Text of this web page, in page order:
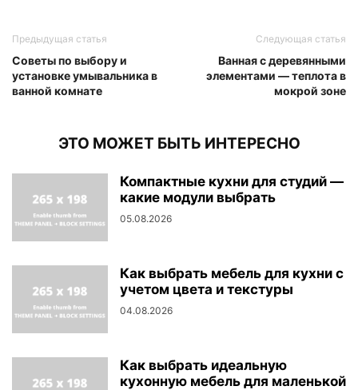
Предыдущая статья
Советы по выбору и
установке умывальника в
ванной комнате
Следующая статья
Ванная с деревянными
элементами — теплота в
мокрой зоне
ЭТО МОЖЕТ БЫТЬ ИНТЕРЕСНО
Компактные кухни для студий —
какие модули выбрать
05.08.2026
Как выбрать мебель для кухни с
учетом цвета и текстуры
04.08.2026
Как выбрать идеальную
кухонную мебель для маленькой